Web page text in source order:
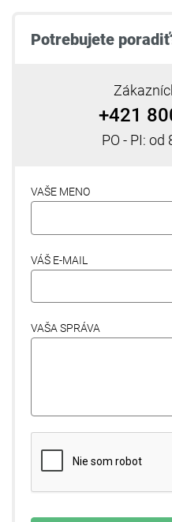
Potrebujete
+421
PO - PI: od
VAŠE MENO
VÁŠ E-MAIL
VAŠA SPRÁVA